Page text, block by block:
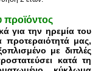
προϊόντος
για την ηρεμία του
προτεραιότητά μας,
με διπλές
κατά τη